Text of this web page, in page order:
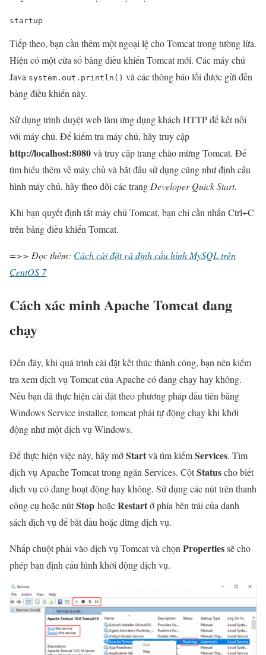
startup
Tiếp theo, bạn cần thêm một ngoại lệ cho Tomcat trong tường lửa.
Hiện có một cửa sổ bảng điều khiển Tomcat mới. Các máy chủ
Java system.out.println() và các thông báo lỗi được gửi đến
bảng điều khiển này.
Sử dụng trình duyệt web làm ứng dụng khách HTTP để kết nối
với máy chủ. Để kiểm tra máy chủ, hãy truy cập
http://localhost:8080và truy cập trang chào mừng Tomcat. Để
tìm hiểu thêm về máy chủ và bắt đầu sử dụng cũng như định cấu
hình máy chủ, hãy theo dõi các trangDeveloper Quick Start.
Khi bạn quyết định tắt máy chủ Tomcat, bạn chỉ cần nhấn Ctrl+C
trên bảng điều khiển Tomcat.
=>> Đọc thêm: Cách cài đặt và định cấu hình MySQL trên
CentOS 7
Cách xác minh Apache Tomcat đang
chạy
Đến đây, khi quá trình cài đặt kết thúc thành công, bạn nên kiểm
tra xem dịch vụ Tomcat của Apache có đang chạy hay không.
Nếu bạn đã thực hiện cài đặt theo phương pháp đầu tiên bằng
Windows Service installer, tomcat phải tự động chạy khi khởi
động như một dịch vụ Windows.
Để thực hiện việc này, hãy mởStartvà tìm kiếmServices. Tìm
dịch vụ Apache Tomcat trong ngăn Services. CộtStatuscho biết
dịch vụ có đang hoạt động hay không. Sử dụng các nút trên thanh
công cụ hoặc nútStop hoặcRestartở phía bên trái của danh
sách dịch vụ để bắt đầu hoặc dừng dịch vụ.
Nhấp chuột phải vào dịch vụ Tomcat và chọn Propertiessẽ cho
phép bạn định cấu hình khởi động dịch vụ.